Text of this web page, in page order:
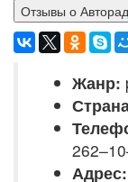
Отзывы о
Жанр:
Адрес: